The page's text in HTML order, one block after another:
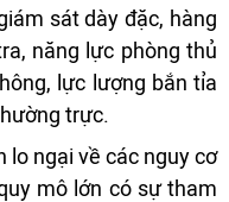
sát dày đặc, hàng
năng lực phòng thủ
lực lượng bắn tỉa
trực.
lo ngại về các nguy cơ
mô lớn có sự tham